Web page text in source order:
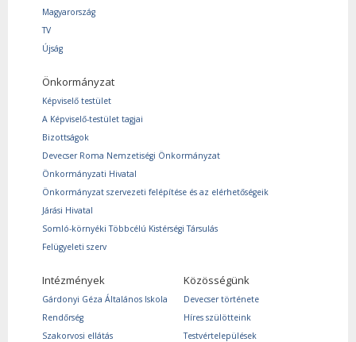
Magyarország
TV
Újság
Önkormányzat
Képviselő testület
A Képviselő-testület tagjai
Bizottságok
Devecser Roma Nemzetiségi Önkormányzat
Önkormányzati Hivatal
Önkormányzat szervezeti felépítése és az elérhetőségeik
Járási Hivatal
Somló-környéki Többcélú Kistérségi Társulás
Felügyeleti szerv
Intézmények
Gárdonyi Géza Általános Iskola
Rendőrség
Szakorvosi ellátás
Közösségünk
Devecser története
Híres szülötteink
Testvértelepülések